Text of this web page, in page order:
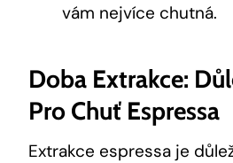
vám nejvíce chutná.
Doba Extrakce:
Pro Chuť Espressa
Extrakce espressa je